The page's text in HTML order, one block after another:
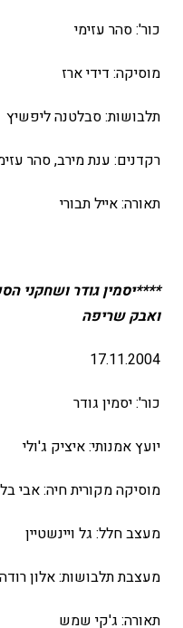
כור': סהר עזימי
מוסיקה: דידי ארז
תלבושות: סבלטנה ליפשיץ
רקדנים: ענת מירב, סהר
תאורה: אייל תבורי
****יסמין גודר ושחקני
ואבק שריפה
17.11.2004
כור': יסמין גודר
יועץ אמנותי: איציק ג'ולי
מוסיקה מקורית חיה: אבי
מעצב חלל: גל ויינשטיין
מעצבת תלבושות: אלון רודה
תאורה: ג'קי שמש